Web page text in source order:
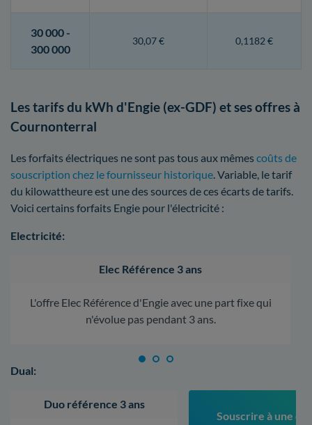
30 000 -
300 000
30,07 € 0,1182 €
Les tarifs du kWh d'Engie (ex-GDF) et ses offres à
Cournonterral
Les forfaits électriques ne sont pas tous aux mêmes coûts de
souscription chez le fournisseur historique. Variable, le tarif
du kilowattheure est une des sources de ces écarts de tarifs.
Voici certains forfaits Engie pour l'électricité :
Electricité:
Elec Référence 3 ans
L'offre Elec Référence d'Engie avec une part fixe qui
n'évolue pas pendant 3 ans.
Dual:
Duo référence 3 ans
Souscrire à une